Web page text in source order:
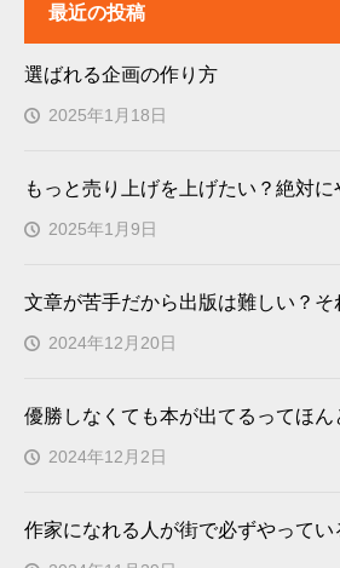
最近の投稿
選ばれる企画の作り方
2025年1月18日
もっと売り上げを上げたい？絶対
2025年1月9日
文章が苦手だから出版は難しい？そ
2024年12月20日
優勝しなくても本が出てるってほん
2024年12月2日
作家になれる人が街で必ずやってい